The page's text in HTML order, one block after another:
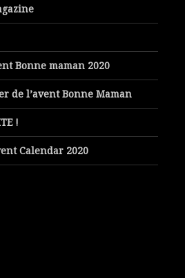
Bonne maman 2020
de l’avent Bonne Maman
!
Calendar 2020